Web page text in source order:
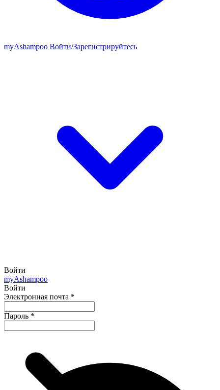
myAshampoo Войти/Зарегистрируйтесь
Войти
myAshampoo
Войти
Электронная почта *
Пароль *